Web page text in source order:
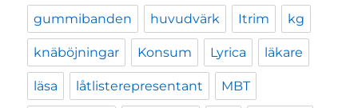
gummibanden huvudvärk Itrim kg
knäböjningar Konsum Lyrica läkare
läsa låtlisterepresentant MBT